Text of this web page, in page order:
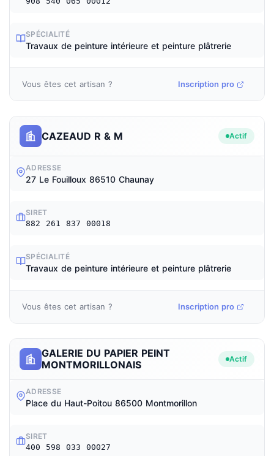
SPÉCIALITÉ
Travaux de peinture intérieure et peinture plâtrerie
Vous êtes cet artisan ? Inscription pro
CAZEAUD R & M Actif
ADRESSE
27 Le Fouilloux 86510 Chaunay
SIRET
882 261 837 00018
SPÉCIALITÉ
Travaux de peinture intérieure et peinture plâtrerie
Vous êtes cet artisan ? Inscription pro
GALERIE DU PAPIER PEINT
MONTMORILLONAIS
Actif
ADRESSE
Place du Haut-Poitou 86500 Montmorillon
SIRET
400 598 033 00027